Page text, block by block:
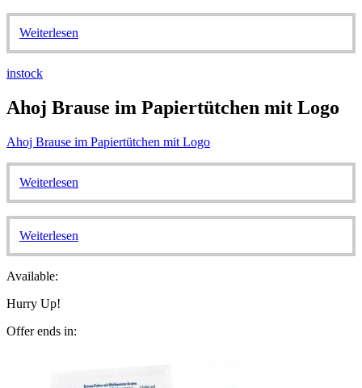
Weiterlesen
instock
Ahoj Brause im Papiertütchen mit Logo
Ahoj Brause im Papiertütchen mit Logo
Weiterlesen
Weiterlesen
Available:
Hurry Up!
Offer ends in: